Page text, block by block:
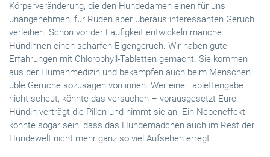
Körperveränderung, die den Hundedamen einen für uns
unangenehmen, für Rüden aber überaus interessanten Geruch
verleihen. Schon vor der Läufigkeit entwickeln manche
Hündinnen einen scharfen Eigengeruch. Wir haben gute
Erfahrungen mit Chlorophyll-Tabletten gemacht. Sie kommen
aus der Humanmedizin und bekämpfen auch beim Menschen
üble Gerüche sozusagen von innen. Wer eine Tablettengabe
nicht scheut, könnte das versuchen – vorausgesetzt Eure
Hündin verträgt die Pillen und nimmt sie an. Ein Nebeneffekt
könnte sogar sein, dass das Hundemädchen auch im Rest der
Hundewelt nicht mehr ganz so viel Aufsehen erregt …